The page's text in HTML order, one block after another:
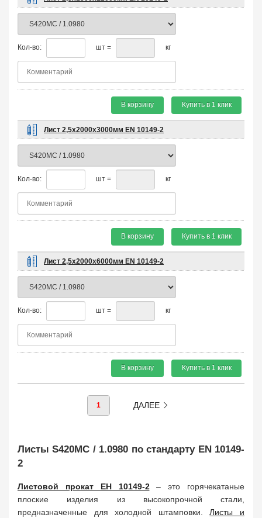
Кол-во: шт = кг
В корзину Купить в 1 клик
Лист 2,5х2000х3000мм EN 10149-2
Кол-во: шт = кг
В корзину Купить в 1 клик
Лист 2,5х2000х6000мм EN 10149-2
Кол-во: шт = кг
В корзину Купить в 1 клик
1 ДАЛЕЕ
Листы S420MC / 1.0980 по стандарту EN 10149-
2
Листовой прокат ЕН 10149-2– это горячекатаные
плоские изделия из высокопрочной стали,
предназначенные для холодной штамповки.Листы и